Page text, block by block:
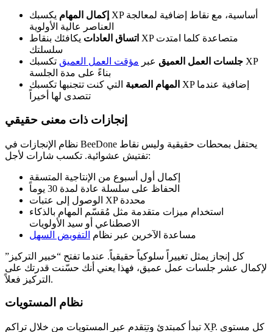
إكمال المهام يكسبك XP أساسية، مع نقاط إضافية لمعالجة
العناصر عالية الأولوية
اتساق العادات يكافئك بنقاط XP متصاعدة كلما امتدت
سلسلتك
جلسات العمل العميق عبر مؤقت العمل العميق تكسبك XP
بناءً على مدة الجلسة
المهام الصعبة التي كنت تتجنبها تكسبك XP إضافية عندما
تتصدى لها أخيراً
إنجازات ذات معنى حقيقي
نظام الإنجازات في BeeDone يحتفل بمحطات حقيقية وليس نقاط
تفتيش عشوائية. تكسب شارات لأجل:
إكمال أول أسبوع من الإنتاجية المتسقة
الحفاظ على سلسلة عادة لمدة 30 يوماً
الوصول إلى عتبات XP محددة
استخدام ميزات متقدمة مثل مُقسّم المهام بالذكاء
الاصطناعي أو سيد الأولويات
مساعدة الآخرين عبر نظام التفويض السهل
كل إنجاز يمثل تغييراً سلوكياً حقيقياً. عندما تفتح “خبير التركيز”
لإكمال عشر جلسات عمل عميق، فهذا يعني أنك حسّنت قدرتك على
التركيز فعلاً.
نظام المستويات
تبدأ كمبتدئ وتتقدم عبر المستويات من خلال تراكم XP. كل مستوى